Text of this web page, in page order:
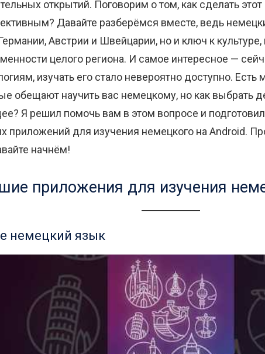
открытий. Поговорим о том, как сделать
Давайте разберёмся вместе, ведь
Австрии и Швейцарии, но и ключ к культуре,
целого региона. И самое интересное —
изучать его стало невероятно доступно.
обещают научить вас немецкому, но как выбрать
Я решил помочь вам в этом вопросе и
приложений для изучения немецкого на Android.
начнём!
приложения для изучения
немецкий язык